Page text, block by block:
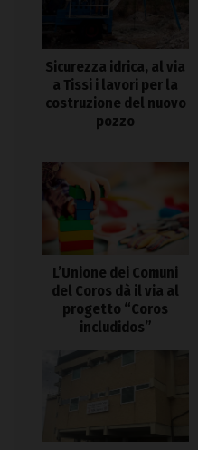
Sicurezza idrica, al via
a Tissi i lavori per la
costruzione del nuovo
pozzo
L’Unione dei Comuni
del Coros dà il via al
progetto “Coros
includidos”